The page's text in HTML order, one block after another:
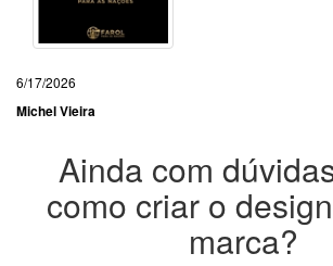
6/17/2026
Michel Vieira
Ainda com
como criar o
marca?